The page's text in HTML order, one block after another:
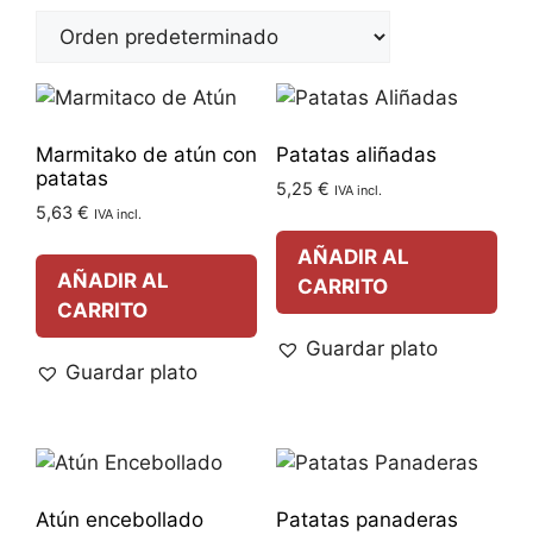
Marmitako de atún con
patatas
5,63 € IVA incl.
AÑADIR AL
CARRITO
Guardar plato
Patatas aliñadas
5,25 € IVA incl.
AÑADIR AL
CARRITO
Guardar plato
Atún encebollado Patatas panaderas